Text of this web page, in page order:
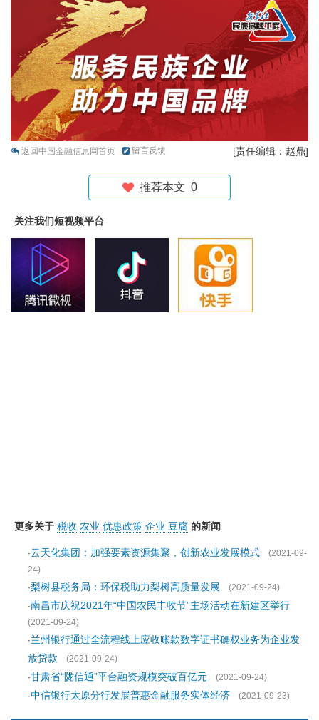
返回中国金融信息网首页 留言反馈 [责任编辑：赵鼎]
推荐本文 0
关注我们短视频平台
更多关于 税收 农业 优惠政策 企业 豆腐 的新闻
·云天化集团：加强要素资源集聚，创新农业发展模式
(2021-09-
24)
·梨树县税务局：环保税助力梨树高质量发展
(2021-09-24)
·南昌市庆祝2021年“中国农民丰收节”主场活动在新建区举行
(2021-09-24)
·兰州银行通过全流程线上应收账款数字证书确权业务为企业发
放贷款
(2021-09-24)
·甘肃省“陇信通”平台融资规模突破百亿元
(2021-09-24)
·中信银行太原分行发展普惠金融服务实体经济 (2021-09-23)